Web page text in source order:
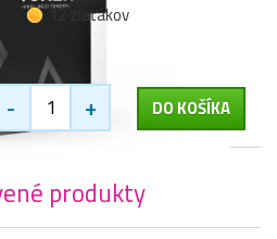
12 zlaťákov
- + DO KOŠÍKA
produkty